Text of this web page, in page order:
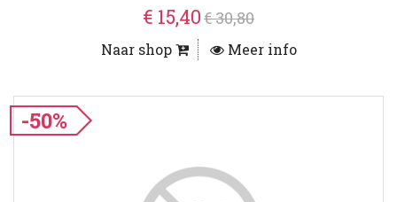
€ 15,40€ 30,80
Naar shop Meer info
-50%